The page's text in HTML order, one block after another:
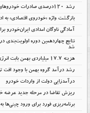
رشد ۱۲۰درصدی صادرات خودروهای برقی چین
بازگشت واژه «خودروی اقتصادی» به
آمادگی ناوگان امدادی ایران‌خودرو
نتایج چهاردهمین دوره
شد
هزینه ۱۷.۷ میلیاردی بهمن بابت انرژی
رشد درآمد گروه بهمن با وجود افت
درآمدزایی دولت از واردات خودرو
ریزش تقاضا در مرحله جدید عرضه
برنامه‌ریزی فورد برای ورود چینی‌ها به